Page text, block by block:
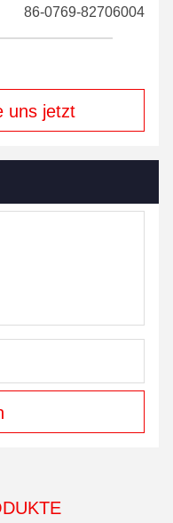
86-0769-82706004
uns jetzt